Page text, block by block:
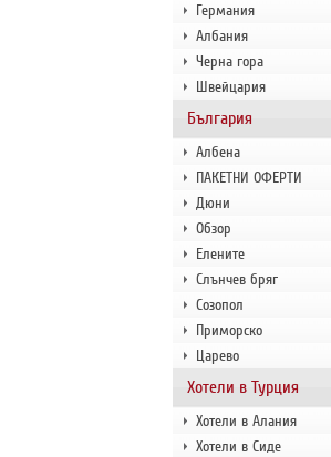
Германия
Албания
Черна гора
Швейцария
България
Албена
ПАКЕТНИ ОФЕРТИ
Дюни
Обзор
Елените
Слънчев бряг
Созопол
Приморско
Царево
Хотели в Турция
Хотели в Алания
Хотели в Сиде